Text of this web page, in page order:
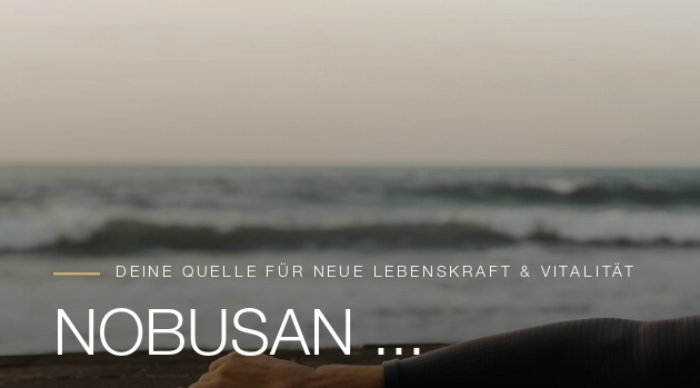
DEINE QUELLE FÜR NEUE LEBENSKRAFT & VITALITÄT
NOBUSAN ...